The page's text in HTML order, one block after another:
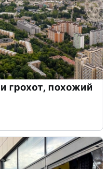
грохот, похожий